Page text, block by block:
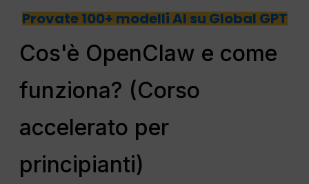
Provate 100+ modelli AI su Global GPT
Cos'è OpenClaw e come
funziona? (Corso
accelerato per
principianti)